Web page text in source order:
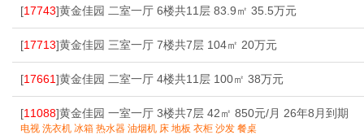
[17743]黄金佳园 二室一厅 6楼共11层 83.9㎡ 35.5万元
[17713]黄金佳园 三室一厅 7楼共7层 104㎡ 20万元
[17661]黄金佳园 二室一厅 4楼共11层 100㎡ 38万元
[11088]黄金佳园 一室一厅 3楼共7层 42㎡ 850元/月 26年8月到期
电视 洗衣机 冰箱 热水器 油烟机 床 地板 衣柜 沙发 餐桌